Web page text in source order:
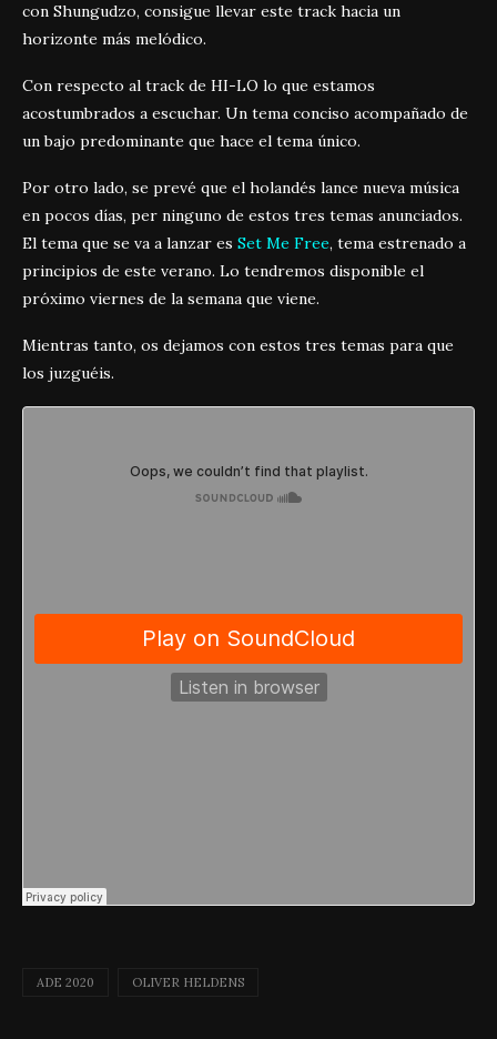
con Shungudzo, consigue llevar este track hacia un
horizonte más melódico.
Con respecto al track de HI-LO lo que estamos
acostumbrados a escuchar. Un tema conciso acompañado de
un bajo predominante que hace el tema único.
Por otro lado, se prevé que el holandés lance nueva música
en pocos días, per ninguno de estos tres temas anunciados.
El tema que se va a lanzar es Set Me Free, tema estrenado a
principios de este verano. Lo tendremos disponible el
próximo viernes de la semana que viene.
Mientras tanto, os dejamos con estos tres temas para que
los juzguéis.
ADE 2020 OLIVER HELDENS